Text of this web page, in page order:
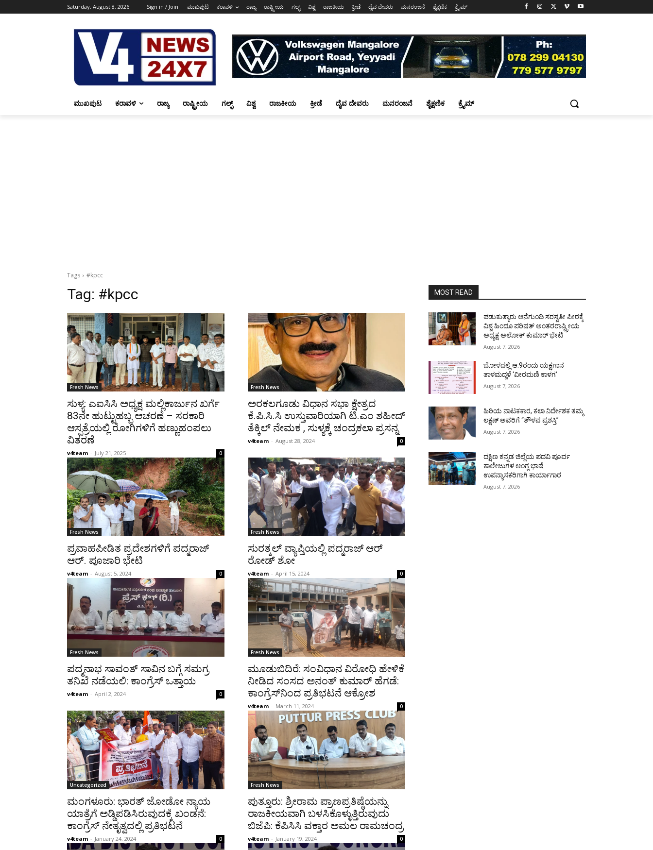
Saturday, August 8, 2026 Sign in / Join ಮುಖಪುಟ ಕರಾವಳಿ ರಾಜ್ಯ ರಾಷ್ಟ್ರೀಯ ಗಲ್ಫ್ ವಿಶ್ವ ರಾಜಕೀಯ ಕ್ರೀಡೆ ದೈವ ದೇವರು ಮನರಂಜನೆ ಶೈಕ್ಷಣಿಕ ಕ್ರೈಮ್
ಮುಖಪುಟ ಕರಾವಳಿ ರಾಜ್ಯ ರಾಷ್ಟ್ರೀಯ ಗಲ್ಫ್ ವಿಶ್ವ ರಾಜಕೀಯ ಕ್ರೀಡೆ ದೈವ ದೇವರು ಮನರಂಜನೆ ಶೈಕ್ಷಣಿಕ ಕ್ರೈಮ್
Tags #kpcc
Tag: #kpcc
Fresh News
ಸುಳ್ಯ: ಎಐಸಿಸಿ ಅಧ್ಯಕ್ಷ ಮಲ್ಲಿಕಾರ್ಜುನ ಖರ್ಗೆ
83ನೇ ಹುಟ್ಟುಹಬ್ಬ ಆಚರಣೆ – ಸರಕಾರಿ
ಆಸ್ಪತ್ರೆಯಲ್ಲಿ ರೋಗಿಗಳಿಗೆ ಹಣ್ಣುಹಂಪಲು
ವಿತರಣೆ
v4team - July 21, 2025 0
Fresh News
ಅರಕಲಗೂಡು ವಿಧಾನ ಸಭಾ ಕ್ಷೇತ್ರದ
ಕೆ.ಪಿ.ಸಿ.ಸಿ ಉಸ್ತುವಾರಿಯಾಗಿ ಟಿ.ಎಂ ಶಹೀದ್
ತೆಕ್ಕಿಲ್ ನೇಮಕ , ಸುಳ್ಯಕ್ಕೆ ಚಂದ್ರಕಲಾ ಪ್ರಸನ್ನ
v4team - August 28, 2024 0
Fresh News
ಪ್ರವಾಹಪೀಡಿತ ಪ್ರದೇಶಗಳಿಗೆ ಪದ್ಮರಾಜ್
ಆರ್. ಪೂಜಾರಿ ಭೇಟಿ
v4team - August 5, 2024 0
Fresh News
ಸುರತ್ಕಲ್ ವ್ಯಾಪ್ತಿಯಲ್ಲಿ ಪದ್ಮರಾಜ್ ಆರ್
ರೋಡ್ ಶೋ
v4team - April 15, 2024 0
Fresh News
ಪದ್ಮನಾಭ ಸಾವಂತ್ ಸಾವಿನ ಬಗ್ಗೆ ಸಮಗ್ರ
ತನಿಖೆ ನಡೆಯಲಿ: ಕಾಂಗ್ರೆಸ್ ಒತ್ತಾಯ
v4team - April 2, 2024 0
Fresh News
ಮೂಡುಬಿದಿರೆ: ಸಂವಿಧಾನ ವಿರೋಧಿ ಹೇಳಿಕೆ
ನೀಡಿದ ಸಂಸದ ಅನಂತ್ ಕುಮಾರ್ ಹೆಗಡೆ:
ಕಾಂಗ್ರೆಸ್‌ನಿಂದ ಪ್ರತಿಭಟನೆ ಆಕ್ರೋಶ
v4team - March 11, 2024 0
Uncategorized
ಮಂಗಳೂರು: ಭಾರತ್ ಜೋಡೋ ನ್ಯಾಯ
ಯಾತ್ರೆಗೆ ಅಡ್ಡಿಪಡಿಸಿರುವುದಕ್ಕೆ ಖಂಡನೆ:
ಕಾಂಗ್ರೆಸ್ ನೇತೃತ್ವದಲ್ಲಿ ಪ್ರತಿಭಟನೆ
v4team - January 24, 2024 0
Fresh News
ಪುತ್ತೂರು: ಶ್ರೀರಾಮ ಪ್ರಾಣಪ್ರತಿಷ್ಠೆಯನ್ನು
ರಾಜಕೀಯವಾಗಿ ಬಳಸಿಕೊಳ್ಳುತ್ತಿರುವುದು
ಬಿಜೆಪಿ: ಕೆಪಿಸಿಸಿ ವಕ್ತಾರ ಅಮಲ ರಾಮಚಂದ್ರ
v4team - January 19, 2024 0
MOST READ
ಪಡುಕುತ್ಯಾರು ಆನೆಗುಂದಿ ಸರಸ್ವತೀ ಪೀಠಕ್ಕೆ
ವಿಶ್ವ ಹಿಂದೂ ಪರಿಷತ್ ಅಂತರರಾಷ್ಟ್ರೀಯ
ಅಧ್ಯಕ್ಷ ಅಲೋಕ್ ಕುಮಾರ್ ಭೇಟಿ
August 7, 2026
ಬೋಳದಲ್ಲಿ ಆ.9ರಂದು ಯಕ್ಷಗಾನ
ತಾಳಮದ್ದಳೆ ‘ವೀರಮಣಿ ಕಾಳಗ’
August 7, 2026
ಹಿರಿಯ ನಾಟಕಕಾರ, ಕಲಾ ನಿರ್ದೇಶಕ ತಮ್ಮ
ಲಕ್ಷಣ್ ಅವರಿಗೆ “ತೌಳವ ಪ್ರಶಸ್ತಿ”
August 7, 2026
ದಕ್ಷಿಣ ಕನ್ನಡ ಜಿಲ್ಲೆಯ ಪದವಿ ಪೂರ್ವ
ಕಾಲೇಜುಗಳ ಆಂಗ್ಲ ಭಾಷೆ
ಉಪನ್ಯಾಸಕರಿಗಾಗಿ ಕಾರ್ಯಾಗಾರ
August 7, 2026